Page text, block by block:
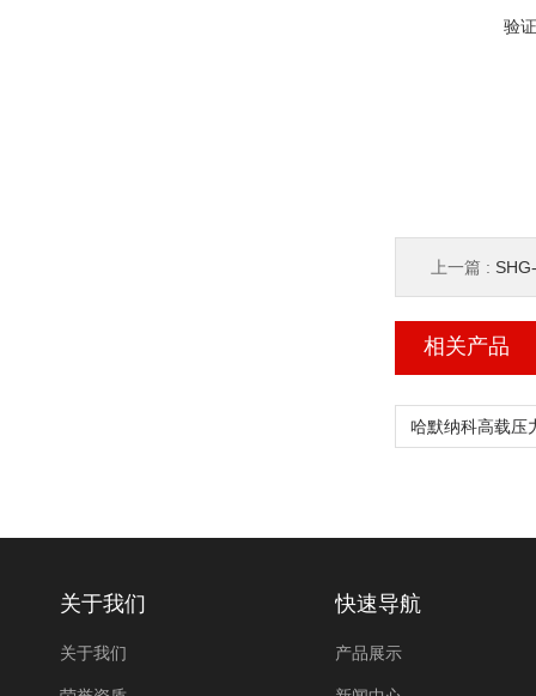
验
上一篇 : SHG-
相关产品
关于我们
关于我们
快速导航
产品展示